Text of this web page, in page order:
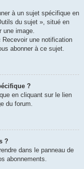
à un sujet spécifique en
du sujet », situé en
une image.
une notification
abonner à ce sujet.
?
en cliquant sur le lien
du forum.
?
dans le panneau de
abonnements.